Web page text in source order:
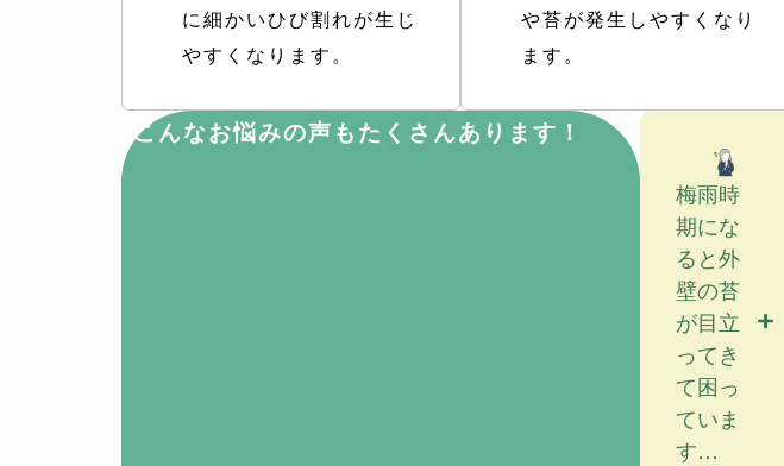
に細かいひび割れが生じ
やすくなります。
や苔が発生しやすくなり
ます。
こんなお悩みの声もたくさんあります！
梅雨時
期にな
ると外
壁の苔
が目立
ってき
て困っ
ていま
す…